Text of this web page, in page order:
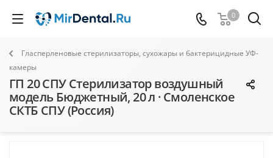
0
Гласперленовые стерилизаторы, сухожары и бактерицидные УФ-
камеры
ГП 20 СПУ Стерилизатор воздушный
модель Бюджетный, 20 л · Смоленское
СКТБ СПУ (Россия)